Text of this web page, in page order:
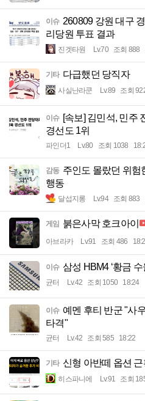
이슈 260809 강원 대구
리당원 투표 결과
진겟타원 Lv.70 조회 888
기타 다급했던 당직자
사실난라쿤 Lv.89 조회
이슈 [속보] 김민석, 민주
경선도 1위
파인더1 Lv.80 조회 1038
감동 주인도 몰랐던 위험
행동
달섭지롱 Lv.94 조회 883
게임 붉은사막 호크아이
아브라카 Lv.91 조회 486
이슈 삼성 HBM4 ‘황금
균터 Lv.42 조회 1050 18:24
이슈 예멘 후티 반군 "사
타격"
균터 Lv.42 조회 585 18:22
기타 신형 아반떼 옵션 근
히스파니에 Lv.91 조회